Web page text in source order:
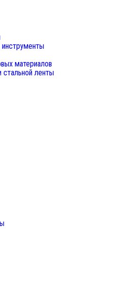
инструменты
материалов
стальной ленты